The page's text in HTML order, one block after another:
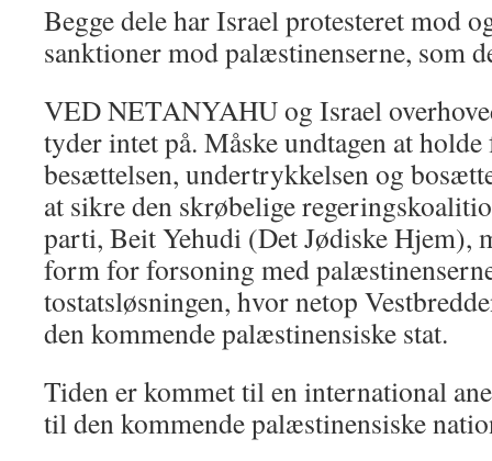
Begge dele har Israel protesteret mod
sanktioner mod palæstinenserne, som
VED NETANYAHU og Israel
tyder intet på. Måske undtagen at
besættelsen, undertrykkelsen og
at sikre den skrøbelige
parti, Beit Yehudi (Det Jødiske Hjem),
form for forsoning med
tostatsløsningen, hvor netop
den kommende palæstinensiske stat.
Tiden er kommet til en international
til den kommende palæstinensiske